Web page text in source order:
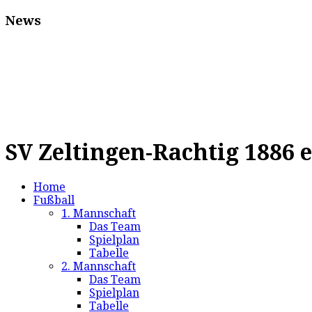
News
SV Zeltingen-Rachtig 1886
Home
Fußball
1. Mannschaft
Das Team
Spielplan
Tabelle
2. Mannschaft
Das Team
Spielplan
Tabelle